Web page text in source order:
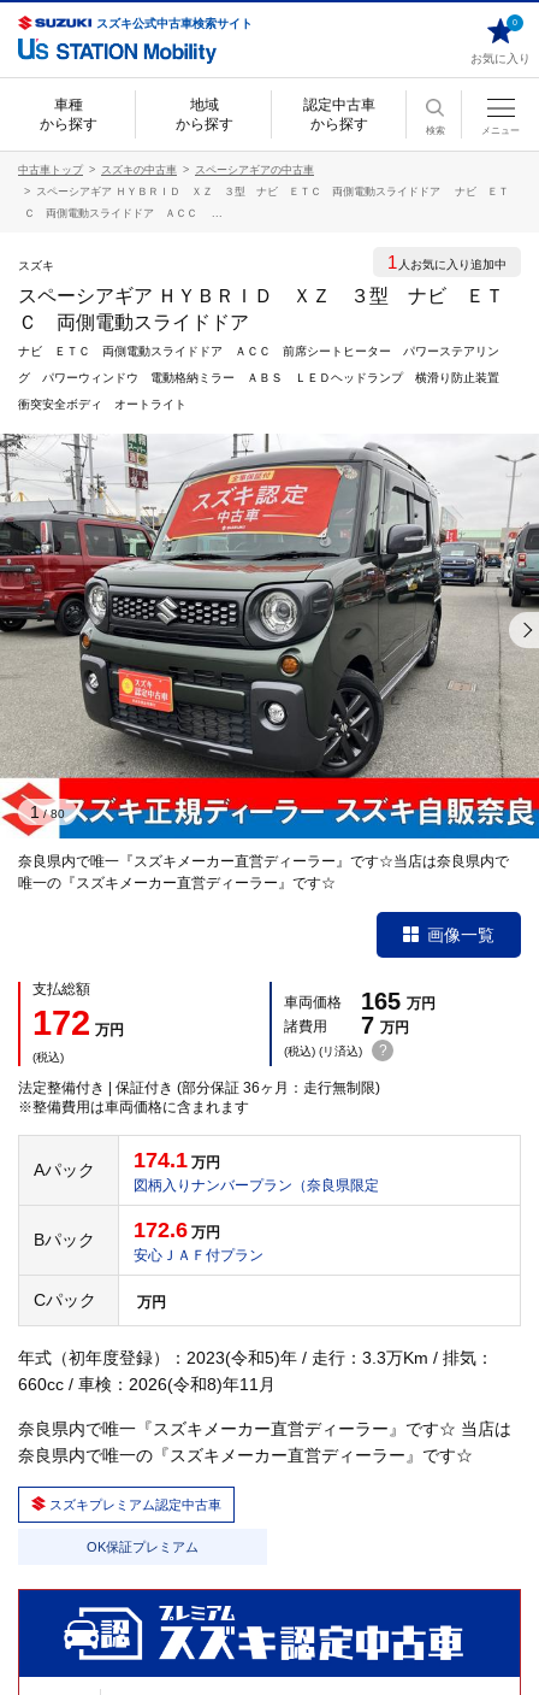
スズキ公式中古車検索サイト
お気に入り
0
車種
から探す
地域
から探す
認定中古車
から探す
検索 メニュー
中古車トップ スズキの中古車
スペーシアギアの中古車
スペーシアギア ＨＹＢＲＩＤ ＸＺ ３型 ナビ ＥＴＣ 両側電動スライドドア ナビ ＥＴ
Ｃ 両側電動スライドドア ＡＣＣ ...
スズキ
スペーシアギア ＨＹＢＲＩＤ ＸＺ ３型 ナビ ＥＴ
Ｃ 両側電動スライドドア
ナビ ＥＴＣ 両側電動スライドドア ＡＣＣ 前席シートヒーター パワーステアリン
グ パワーウィンドウ 電動格納ミラー ＡＢＳ ＬＥＤヘッドランプ 横滑り防止装置
衝突安全ボディ オートライト
奈良県内で唯一『スズキメーカー直営ディーラー』です☆当店は奈良県内で
唯一の『スズキメーカー直営ディーラー』です☆
1/80
画像一覧
支払総額
172 万円
(税込)
車両価格 165 万円
諸費用
7 万円
(税込) (リ済込) ?
法定整備付き | 保証付き (部分保証 36ヶ月：走行無制限)
※整備費用は車両価格に含まれます
Aパック 174.1 万円
図柄入りナンバープラン（奈良県限定
Bパック 172.6 万円
安心ＪＡＦ付プラン
Cパック 万円
年式（初年度登録）：2023(令和5)年 / 走行：3.3万Km / 排気：
660cc / 車検：2026(令和8)年11月
奈良県内で唯一『スズキメーカー直営ディーラー』です☆ 当店は
奈良県内で唯一の『スズキメーカー直営ディーラー』です☆
スズキプレミアム認定中古車
OK保証プレミアム
1 人お気に入り追加中